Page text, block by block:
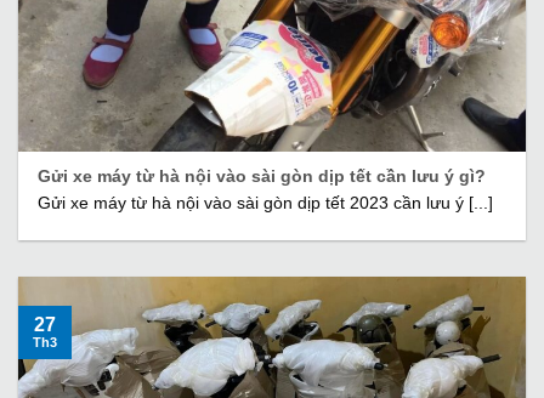
Gửi xe máy từ hà nội vào sài gòn dịp tết cần lưu ý gì?
Gửi xe máy từ hà nội vào sài gòn dịp tết 2023 cần lưu ý [...]
27
Th3